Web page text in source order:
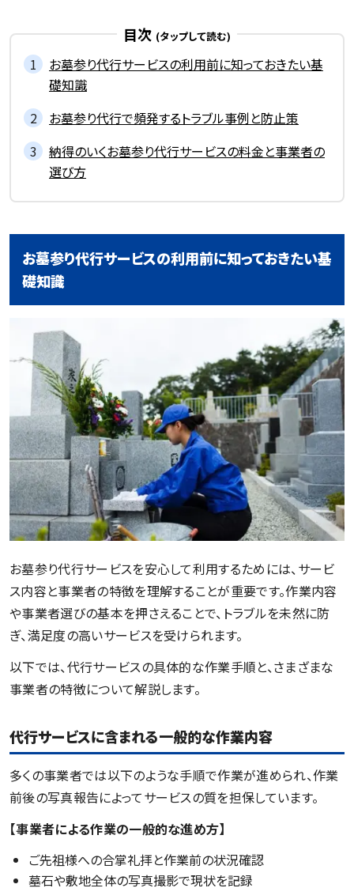
目次
お墓参り代行サービスの利用前に知っておきたい基
礎知識
お墓参り代行で頻発するトラブル事例と防止策
納得のいくお墓参り代行サービスの料金と事業者の
選び方
お墓参り代行サービスの利用前に知っておきたい基
礎知識
お墓参り代行サービスを安心して利用するためには、サービ
ス内容と事業者の特徴を理解することが重要です。作業内容
や事業者選びの基本を押さえることで、トラブルを未然に防
ぎ、満足度の高いサービスを受けられます。
以下では、代行サービスの具体的な作業手順と、さまざまな
事業者の特徴について解説します。
代行サービスに含まれる一般的な作業内容
多くの事業者では以下のような手順で作業が進められ、作業
前後の写真報告によってサービスの質を担保しています。
【事業者による作業の一般的な進め方】
ご先祖様への合掌礼拝と作業前の状況確認
墓石や敷地全体の写真撮影で現状を記録